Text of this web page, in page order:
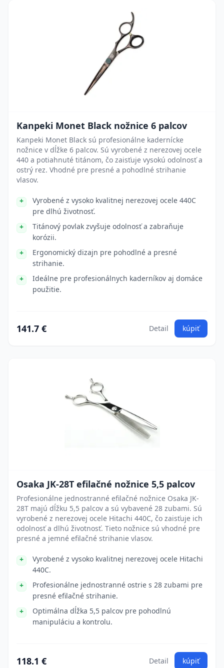
Kanpeki Monet Black nožnice 6 palcov
Kanpeki Monet Black sú profesionálne kadernícke
nožnice v dĺžke 6 palcov. Sú vyrobené z nerezovej ocele
440 a potiahnuté titánom, čo zaisťuje vysokú odolnosť a
ostrý rez. Vhodné pre presné a pohodlné strihanie
vlasov.
Vyrobené z vysoko kvalitnej nerezovej ocele 440C
pre dlhú životnosť.
Titánový povlak zvyšuje odolnosť a zabraňuje
korózii.
Ergonomický dizajn pre pohodlné a presné
strihanie.
Ideálne pre profesionálnych kaderníkov aj domáce
použitie.
141.7 € Detail kúpiť
Osaka JK-28T efilačné nožnice 5,5 palcov
Profesionálne jednostranné efilačné nožnice Osaka JK-
28T majú dĺžku 5,5 palcov a sú vybavené 28 zubami. Sú
vyrobené z nerezovej ocele Hitachi 440C, čo zaisťuje ich
odolnosť a dlhú životnosť. Tieto nožnice sú vhodné pre
presné a jemné efilačné strihanie vlasov.
Vyrobené z vysoko kvalitnej nerezovej ocele Hitachi
440C.
Profesionálne jednostranné ostrie s 28 zubami pre
presné efilačné strihanie.
Optimálna dĺžka 5,5 palcov pre pohodlnú
manipuláciu a kontrolu.
118.1 € Detail kúpiť